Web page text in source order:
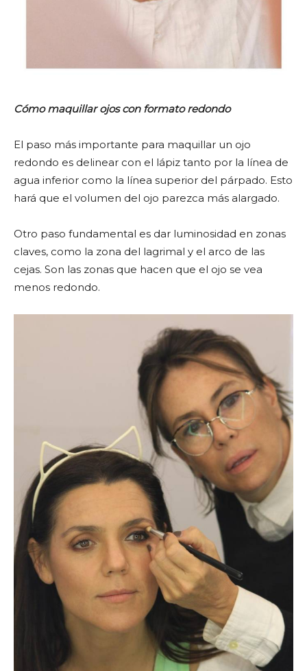
Cómo maquillar ojos con formato redondo
El paso más importante para maquillar un ojo
redondo es delinear con el lápiz tanto por la línea de
agua inferior como la línea superior del párpado. Esto
hará que el volumen del ojo parezca más alargado.
Otro paso fundamental es dar luminosidad en zonas
claves, como la zona del lagrimal y el arco de las
cejas. Son las zonas que hacen que el ojo se vea
menos redondo.